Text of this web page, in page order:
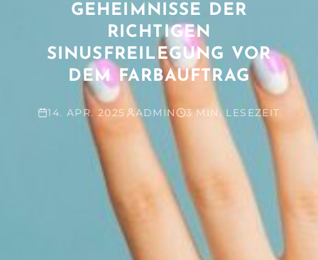
GEHEIMNISSE DER
RICHTIGEN
SINUSFREILEGUNG VOR
DEM FARBAUFTRAG
14. APR. 2025 ADMIN 3 MIN. LESEZEIT